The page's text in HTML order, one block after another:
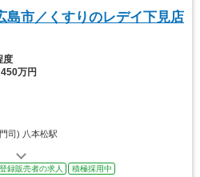
島市／くすりのレデイ下見店
度
万円
司) 八本松駅
登録販売者の求人 積極採用中